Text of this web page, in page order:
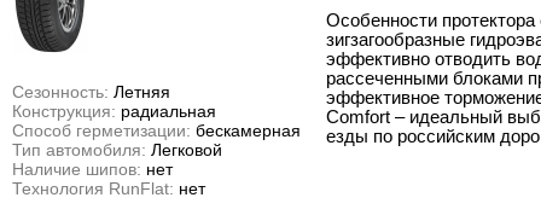
Сезонность: Летняя
Конструкция: радиальная
Способ герметизации: бескамерная
Тип автомобиля: Легковой
Наличие шипов: нет
Технология RunFlat: нет
Особенности
зигзагообразные
эффективно отводить
рассеченными блоками
эффективное
Comfort – идеальный
езды по российским